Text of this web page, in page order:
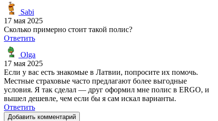
Sabi
17 мая 2025
Сколько примерно стоит такой полис?
Ответить
Olga
17 мая 2025
Если у вас есть знакомые в Латвии, попросите их помочь.
Местные страховые часто предлагают более выгодные
условия. Я так сделал — друг оформил мне полис в ERGO, и
вышел дешевле, чем если бы я сам искал варианты.
Ответить
Добавить комментарий